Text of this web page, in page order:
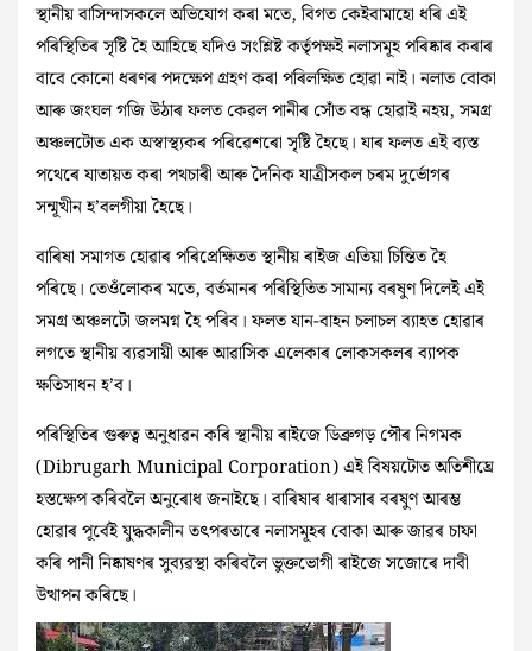
স্থানীয় বাসিন্দাসকলে অভিযোগ কৰা মতে, বিগত কেইবামাহো ধৰি এই
পৰিস্থিতিৰ সৃষ্টি হৈ আহিছে যদিও সংশ্লিষ্ট কৰ্তৃপক্ষই নলাসমূহ পৰিষ্কাৰ কৰাৰ
বাবে কোনো ধৰণৰ পদক্ষেপ গ্ৰহণ কৰা পৰিলক্ষিত হোৱা নাই। নলাত বোকা
আৰু জংঘল গজি উঠাৰ ফলত কেৱল পানীৰ সোঁত বন্ধ হোৱাই নহয়, সমগ্ৰ
অঞ্চলটোত এক অস্বাস্থ্যকৰ পৰিৱেশৰো সৃষ্টি হৈছে। যাৰ ফলত এই ব্যস্ত
পথেৰে যাতায়ত কৰা পথচাৰী আৰু দৈনিক যাত্ৰীসকল চৰম দুৰ্ভোগৰ
সন্মূখীন হ’বলগীয়া হৈছে।
বাৰিষা সমাগত হোৱাৰ পৰিপ্ৰেক্ষিতত স্থানীয় ৰাইজ এতিয়া চিন্তিত হৈ
পৰিছে। তেওঁলোকৰ মতে, বৰ্তমানৰ পৰিস্থিতিত সামান্য বৰষুণ দিলেই এই
সমগ্ৰ অঞ্চলটো জলমগ্ন হৈ পৰিব। ফলত যান-বাহন চলাচল ব্যাহত হোৱাৰ
লগতে স্থানীয় ব্যৱসায়ী আৰু আৱাসিক এলেকাৰ লোকসকলৰ ব্যাপক
ক্ষতিসাধন হ’ব।
পৰিস্থিতিৰ গুৰুত্ব অনুধাৱন কৰি স্থানীয় ৰাইজে ডিব্ৰুগড় পৌৰ নিগমক
(Dibrugarh Municipal Corporation) এই বিষয়টোত অতিশীঘ্ৰে
হস্তক্ষেপ কৰিবলৈ অনুৰোধ জনাইছে। বাৰিষাৰ ধাৰাসাৰ বৰষুণ আৰম্ভ
হোৱাৰ পূৰ্বেই যুদ্ধকালীন তৎপৰতাৰে নলাসমূহৰ বোকা আৰু জাৱৰ চাফা
কৰি পানী নিষ্কাষণৰ সুব্যৱস্থা কৰিবলৈ ভুক্তভোগী ৰাইজে সজোৰে দাবী
উত্থাপন কৰিছে।